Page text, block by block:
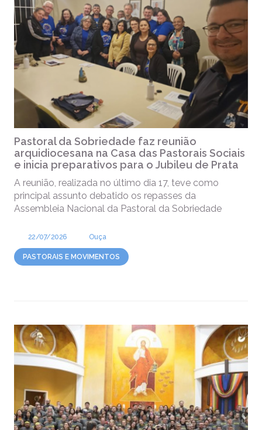
Pastoral da Sobriedade faz reunião
arquidiocesana na Casa das Pastorais Sociais
e inicia preparativos para o Jubileu de Prata
A reunião, realizada no último dia 17, teve como
principal assunto debatido os repasses da
Assembleia Nacional da Pastoral da Sobriedade
22/07/2026 Ouça
PASTORAIS E MOVIMENTOS